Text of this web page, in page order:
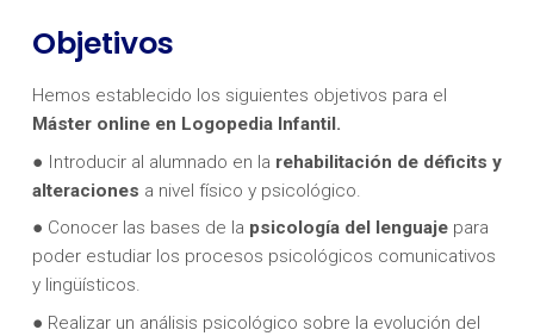
Objetivos
Hemos establecido los siguientes objetivos para el
Máster online en Logopedia Infantil.
● Introducir al alumnado en la rehabilitación de déficits y
alteraciones a nivel físico y psicológico.
● Conocer las bases de la psicología del lenguaje para
poder estudiar los procesos psicológicos comunicativos
y lingüísticos.
● Realizar un análisis psicológico sobre la evolución del